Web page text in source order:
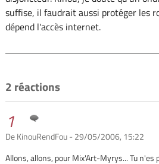
suffise, il faudrait aussi protéger les
dépend l'accès internet.
2 réactions
1
De KinouRendFou - 29/05/2006, 15:22
Allons, allons, pour Mix'Art-Myrys... Tu n'es